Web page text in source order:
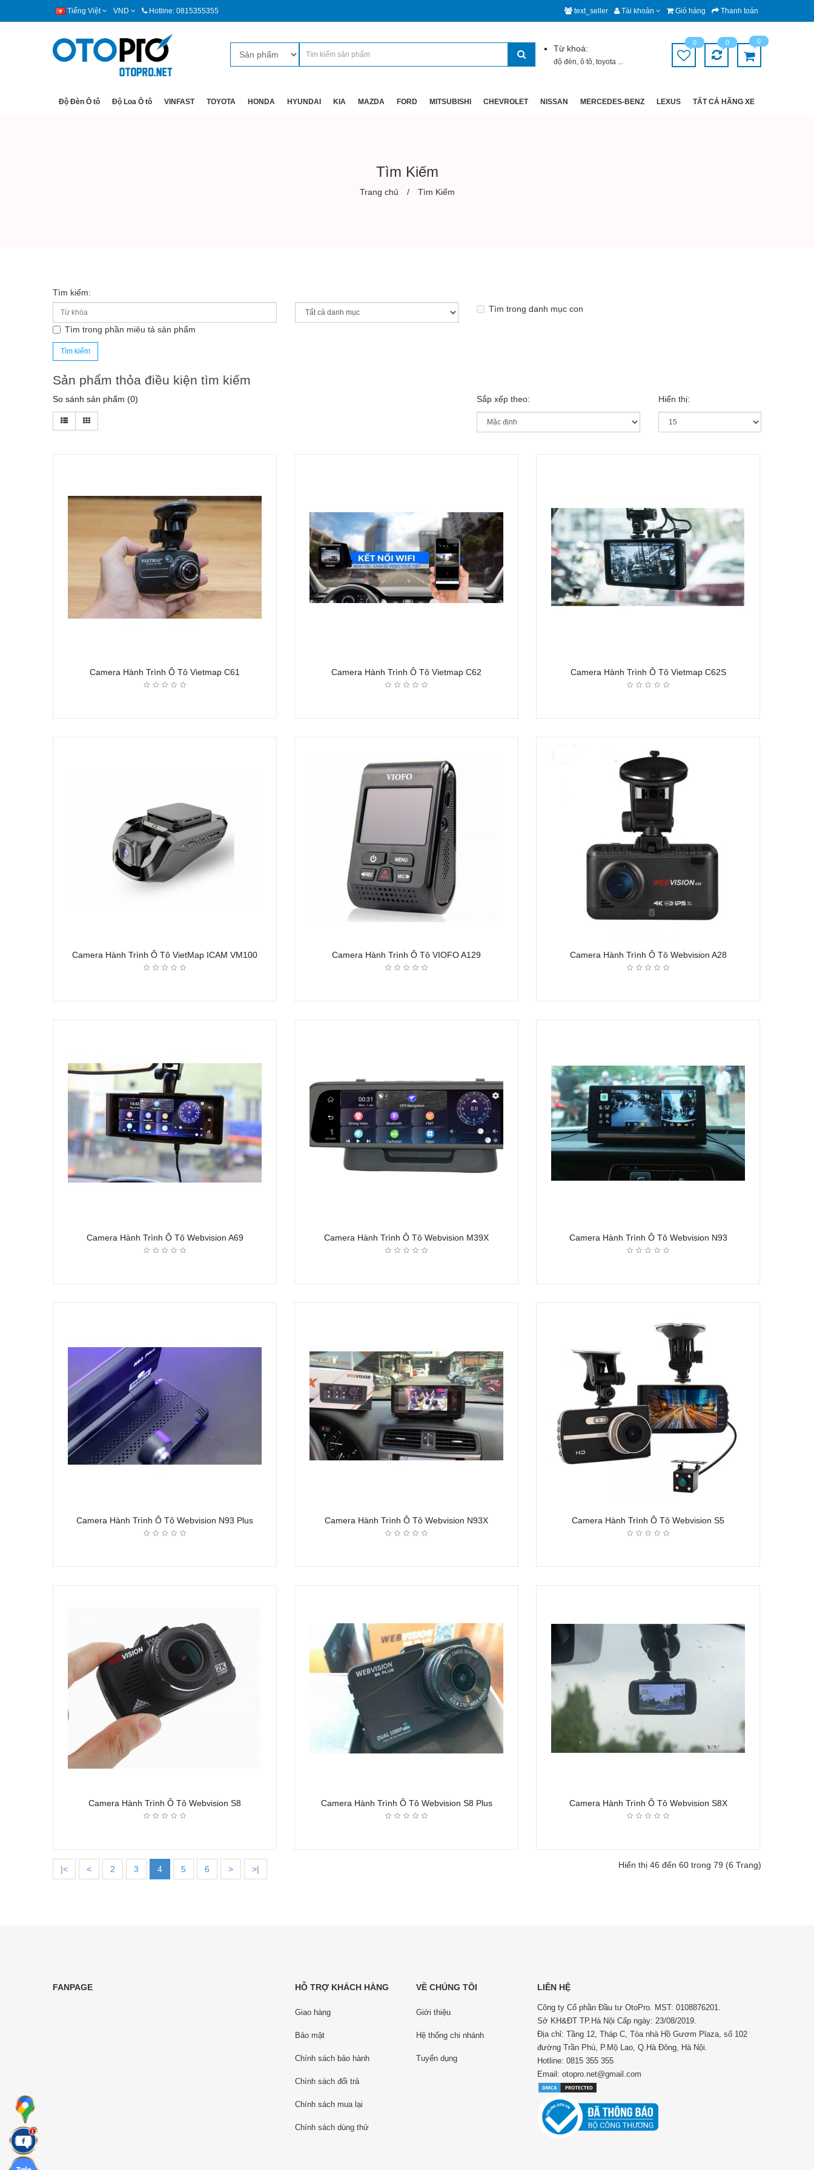
Tiếng Việt VND Hotline: 0815355355 text_seller Tài khoản Giỏ hàng Thanh toán
Từ khoá:
độ đèn, ô tô, toyota ...
0 0 0
Độ Đèn Ô tô Độ Loa Ô tô VINFAST TOYOTA HONDA HYUNDAI KIA MAZDA FORD MITSUBISHI CHEVROLET NISSAN MERCEDES-BENZ LEXUS TẤT CẢ HÃNG XE
Tìm Kiếm
Trang chủ Tìm Kiếm
Tìm kiếm:
Tìm trong danh mục con
Tìm trong phần miêu tả sản phẩm
Sản phẩm thỏa điều kiện tìm kiếm
So sánh sản phẩm (0) Sắp xếp theo: Hiển thị:
Camera Hành Trình Ô Tô Vietmap C61 Camera Hành Trình Ô Tô Vietmap C62 Camera Hành Trình Ô Tô Vietmap C62S
Camera Hành Trình Ô Tô VietMap ICAM VM100 Camera Hành Trình Ô Tô VIOFO A129 Camera Hành Trình Ô Tô Webvision A28
Camera Hành Trình Ô Tô Webvision A69 Camera Hành Trình Ô Tô Webvision M39X Camera Hành Trình Ô Tô Webvision N93
Camera Hành Trình Ô Tô Webvision N93 Plus Camera Hành Trình Ô Tô Webvision N93X Camera Hành Trình Ô Tô Webvision S5
Camera Hành Trình Ô Tô Webvision S8 Camera Hành Trình Ô Tô Webvision S8 Plus Camera Hành Trình Ô Tô Webvision S8X
|< < 2 3 4 5 6 > >| Hiển thị 46 đến 60 trong 79 (6 Trang)
FANPAGE HỖ TRỢ KHÁCH HÀNG
Giao hàng
Bảo mật
Chính sách bảo hành
Chính sách đổi trả
Chính sách mua lại
Chính sách dùng thử
VỀ CHÚNG TÔI
Giới thiệu
Hệ thống chi nhánh
Tuyển dụng
LIÊN HỆ
Công ty Cổ phần Đầu tư OtoPro. MST: 0108876201.
Sở KH&ĐT TP.Hà Nội Cấp ngày: 23/08/2019.
Địa chỉ: Tầng 12, Tháp C, Tòa nhà Hồ Gươm Plaza, số 102
đường Trần Phú, P.Mộ Lao, Q.Hà Đông, Hà Nội.
Hotline: 0815 355 355
Email: otopro.net@gmail.com